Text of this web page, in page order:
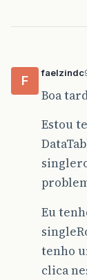
F
faelzindc
Boa
Estou
Eu
tenho
clica